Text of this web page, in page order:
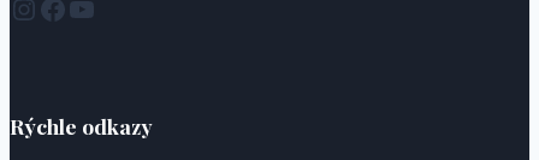
Instagram
Facebook
YouTube
Rýchle odkazy